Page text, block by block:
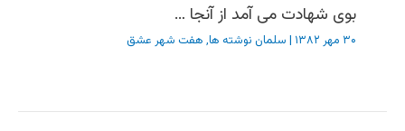
بوی شهادت می آمد از آنجا …
۳۰ مهر ۱۳۸۲ | سلمان نوشته ها, هفت شهر عشق